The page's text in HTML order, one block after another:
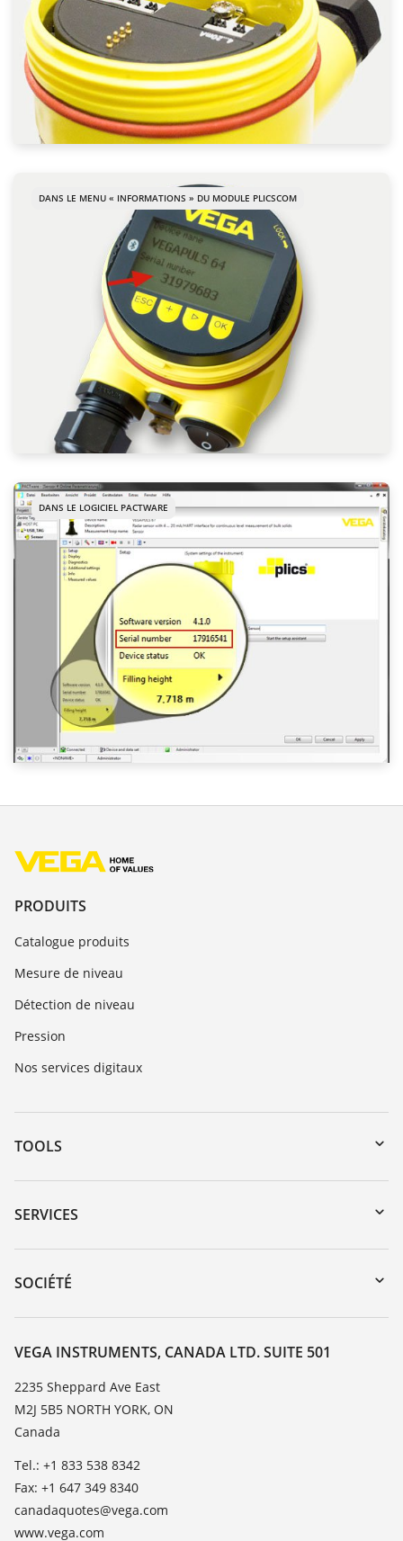
DANS LE MENU « INFORMATIONS » DU MODULE PLICSCOM
DANS LE LOGICIEL PACTWARE
PRODUITS
Catalogue produits
Mesure de niveau
Détection de niveau
Pression
Nos services digitaux
TOOLS
Téléchargements
Recherche par numéro de série
DTM Collection/PACTware
SERVICES
Retour d'appareil
Service client
Liste des constantes diélectriques
SOCIÉTÉ
À propos de VEGA
Contact
News
Presse
Blog
VEGA INSTRUMENTS, CANADA LTD. SUITE 501
2235 Sheppard Ave East
M2J 5B5 NORTH YORK, ON
Canada
Tel.: +1 833 538 8342
Fax: +1 647 349 8340
canadaquotes@vega.com
www.vega.com